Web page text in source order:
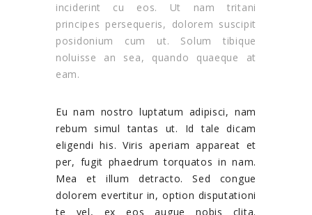
inciderint cu eos. Ut nam tritani
principes persequeris, dolorem suscipit
posidonium cum ut. Solum tibique
noluisse an sea, quando quaeque at
eam.
Eu nam nostro luptatum adipisci, nam
rebum simul tantas ut. Id tale dicam
eligendi his. Viris aperiam appareat et
per, fugit phaedrum torquatos in nam.
Mea et illum detracto. Sed congue
dolorem evertitur in, option disputationi
te vel, ex eos augue nobis clita.